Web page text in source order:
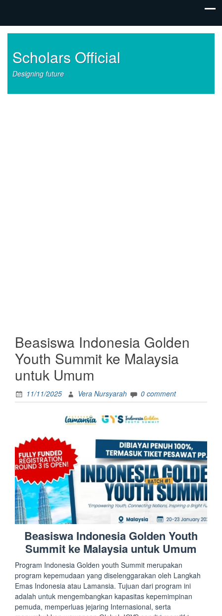
Scholars Official
Designing future
Beasiswa Indonesia Golden
Youth Summit ke Malaysia
untuk Umum
11/11/2025 Vera Nursyarah 0 comment
Beasiswa Indonesia Golden Youth
Summit ke Malaysia untuk Umum
Program Indonesia Golden youth Summit merupakan
program kepemudaan yang diselenggarakan oleh Langkah
Emas Indonesia atau Lamansia. Tujuan dari program ini
adalah untuk mengembangkan kapasitas kepemimpinan
pemuda, memperluas jejaring Internasional, serta